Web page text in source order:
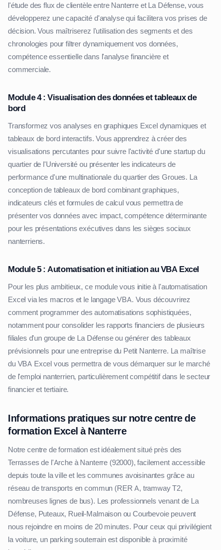
l'étude des flux de clientèle entre Nanterre et La Défense, vous
développerez une capacité d'analyse qui facilitera vos prises de
décision. Vous maîtriserez l'utilisation des segments et des
chronologies pour filtrer dynamiquement vos données,
compétence essentielle dans l'analyse financière et
commerciale.
Module 4 : Visualisation des données et tableaux de
bord
Transformez vos analyses en graphiques Excel dynamiques et
tableaux de bord interactifs. Vous apprendrez à créer des
visualisations percutantes pour suivre l'activité d'une startup du
quartier de l'Université ou présenter les indicateurs de
performance d'une multinationale du quartier des Groues. La
conception de tableaux de bord combinant graphiques,
indicateurs clés et formules de calcul vous permettra de
présenter vos données avec impact, compétence déterminante
pour les présentations exécutives dans les sièges sociaux
nanterriens.
Module 5 : Automatisation et initiation au VBA Excel
Pour les plus ambitieux, ce module vous initie à l'automatisation
Excel via les macros et le langage VBA. Vous découvrirez
comment programmer des automatisations sophistiquées,
notamment pour consolider les rapports financiers de plusieurs
filiales d'un groupe de La Défense ou générer des tableaux
prévisionnels pour une entreprise du Petit Nanterre. La maîtrise
du VBA Excel vous permettra de vous démarquer sur le marché
de l'emploi nanterrien, particulièrement compétitif dans le secteur
financier et tertiaire.
Informations pratiques sur notre centre de
formation Excel à Nanterre
Notre centre de formation est idéalement situé près des
Terrasses de l'Arche à Nanterre (92000), facilement accessible
depuis toute la ville et les communes avoisinantes grâce au
réseau de transports en commun (RER A, tramway T2,
nombreuses lignes de bus). Les professionnels venant de La
Défense, Puteaux, Rueil-Malmaison ou Courbevoie peuvent
nous rejoindre en moins de 20 minutes. Pour ceux qui privilégient
la voiture, un parking souterrain est disponible à proximité